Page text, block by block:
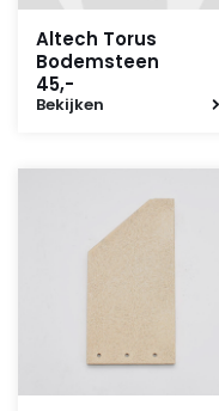
Altech Torus
Bodemsteen
45,-
Bekijken